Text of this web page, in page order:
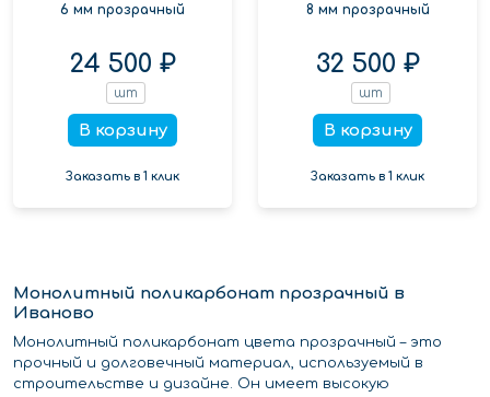
6 мм прозрачный
24 500 ₽
шт
В корзину
Заказать в 1 клик
8 мм прозрачный
32 500 ₽
шт
В корзину
Заказать в 1 клик
Монолитный поликарбонат прозрачный в
Иваново
Монолитный поликарбонат цвета прозрачный – это
прочный и долговечный материал, используемый в
строительстве и дизайне. Он имеет высокую